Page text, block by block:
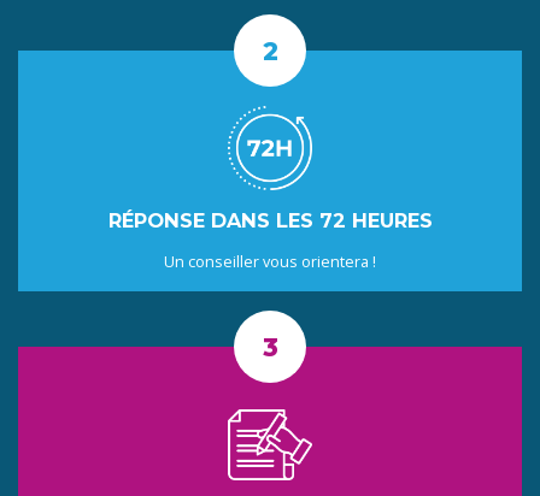
RÉPONSE DANS LES 72 HEURES
Un conseiller vous orientera !